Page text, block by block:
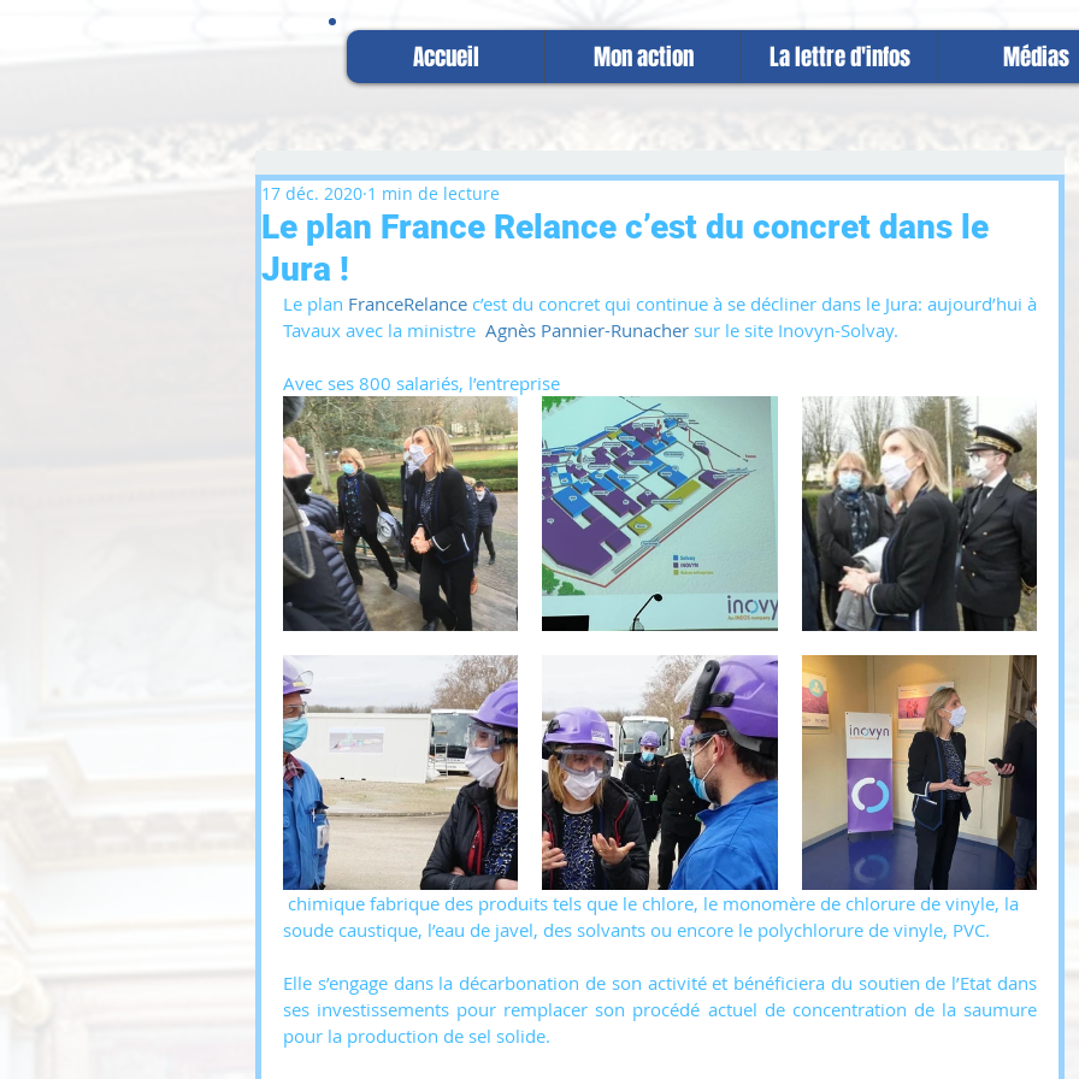
Accueil Mon action La lettre d'infos Médias
Le plan France Relance c’est du concret dans le
Jura !
17 déc. 2020 1 min de lecture
Le plan FranceRelance c’est du concret qui continue à se décliner dans le Jura: aujourd’hui à
Tavaux avec la ministre Agnès Pannier-Runacher sur le site Inovyn-Solvay.
Avec ses 800 salariés, l’entreprise
soude caustique, l’eau de javel, des solvants ou encore le polychlorure de vinyle, PVC.
Elle s’engage dans la décarbonation de son activité et bénéficiera du soutien de l’Etat dans
ses investissements pour remplacer son procédé actuel de concentration de la saumure
pour la production de sel solide.